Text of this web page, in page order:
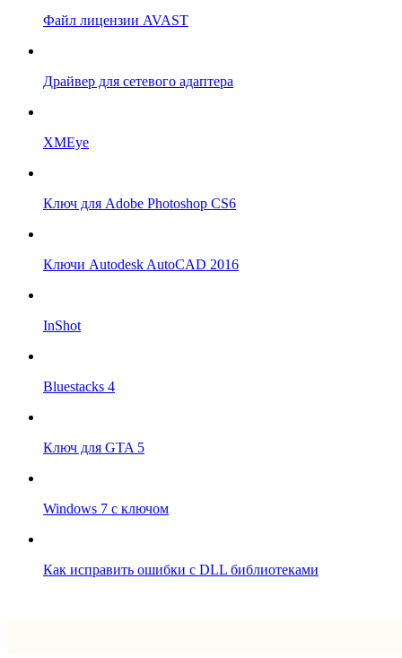
Файл лицензии AVAST
Драйвер для сетевого адаптера
XMEye
Ключ для Adobe Photoshop CS6
Ключи Autodesk AutoCAD 2016
InShot
Bluestacks 4
Ключ для GTA 5
Windows 7 с ключом
Как исправить ошибки с DLL библиотеками